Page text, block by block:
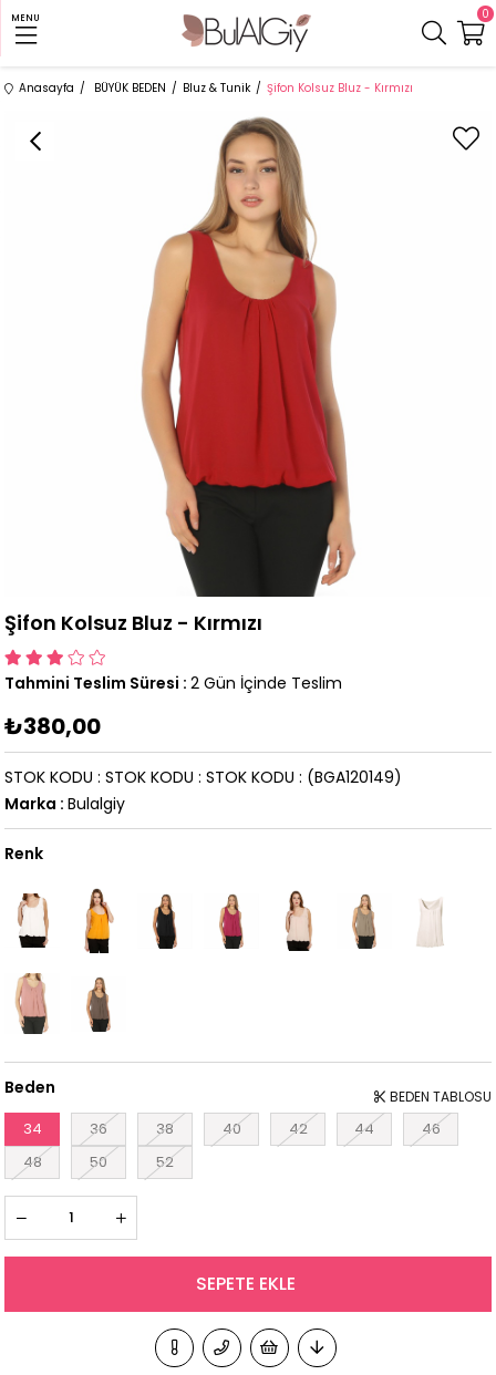
MENU 0
Anasayfa BÜYÜK BEDEN Bluz & Tunik Şifon Kolsuz Bluz - Kırmızı
Şifon Kolsuz Bluz - Kırmızı
Tahmini Teslim Süresi : 2 Gün İçinde Teslim
₺380,00
(BGA120149)
STOK KODU STOK KODU
STOK KODU
Marka : Bulalgiy
Renk
Beden
34 36 38 40 42 44
46
48
50 52
BEDEN TABLOSU